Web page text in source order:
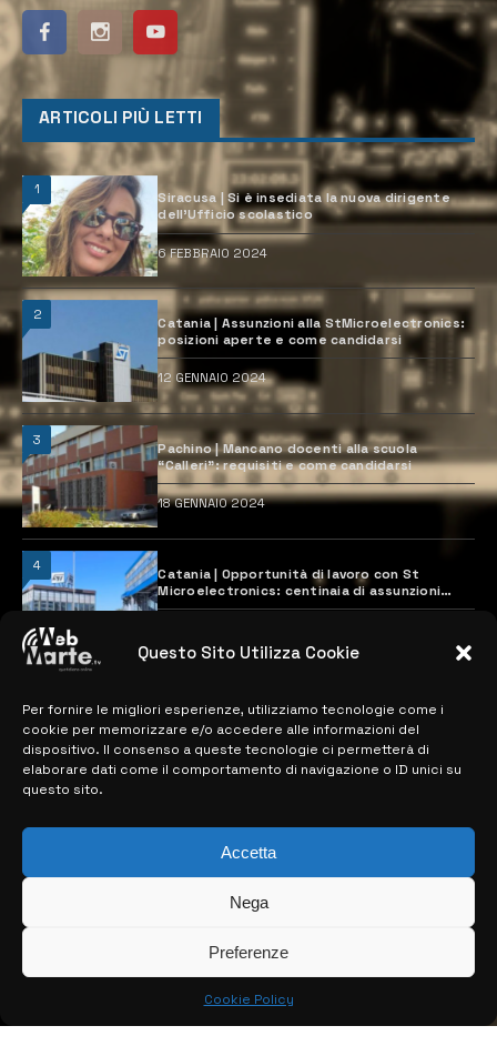
Questo Sito Utilizza Cookie
Per fornire le migliori esperienze, utilizziamo tecnologie come i
cookie per memorizzare e/o accedere alle informazioni del
dispositivo. Il consenso a queste tecnologie ci permetterà di
elaborare dati come il comportamento di navigazione o ID unici su
questo sito.
Accetta
Nega
Preferenze
Cookie Policy
ARTICOLI PIÙ LETTI
1
Siracusa | Si è insediata la nuova dirigente
dell’Ufficio scolastico
6 FEBBRAIO 2024
2
Catania | Assunzioni alla StMicroelectronics:
posizioni aperte e come candidarsi
12 GENNAIO 2024
3
Pachino | Mancano docenti alla scuola
“Calleri”: requisiti e come candidarsi
18 GENNAIO 2024
4
Catania | Opportunità di lavoro con St
Microelectronics: centinaia di assunzioni
previste
MAPPA DEL SITO
> NOTIZIE